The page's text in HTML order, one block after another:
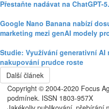
Přestaňte nadávat na ChatGPT-
Google Nano Banana nabízí
marketing mezi genAI modely
Studie: Využívání generativní
nakupování prudce roste
Další článek
Copyright © 2004-2020 Focus
podmínek. ISSN 1803-957X